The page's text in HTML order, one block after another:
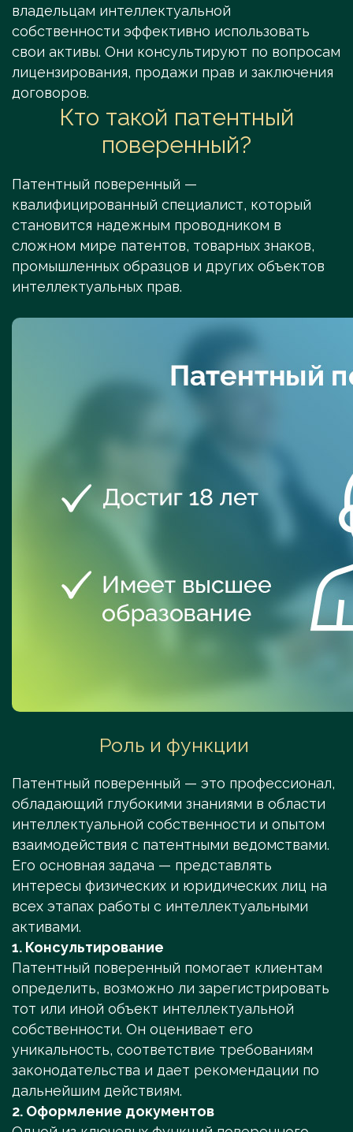
владельцам интеллектуальной
собственности эффективно использовать
свои активы. Они консультируют по вопросам
лицензирования, продажи прав и заключения
договоров.
Кто такой патентный
поверенный?
Патентный поверенный —
квалифицированный специалист, который
становится надежным проводником в
сложном мире патентов, товарных знаков,
промышленных образцов и других объектов
интеллектуальных прав.
Роль и функции
Патентный поверенный — это профессионал,
обладающий глубокими знаниями в области
интеллектуальной собственности и опытом
взаимодействия с патентными ведомствами.
Его основная задача — представлять
интересы физических и юридических лиц на
всех этапах работы с интеллектуальными
активами.
1. Консультирование
Патентный поверенный помогает клиентам
определить, возможно ли зарегистрировать
тот или иной объект интеллектуальной
собственности. Он оценивает его
уникальность, соответствие требованиям
законодательства и дает рекомендации по
дальнейшим действиям.
2. Оформление документов